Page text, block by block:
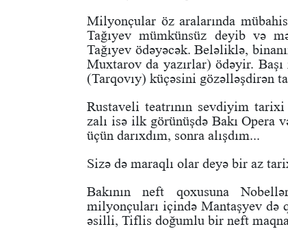
Milyonçular öz aralarında
Tağıyev mümkünsüz deyib və
Tağıyev ödəyəcək. Beləliklə,
Muxtarov da yazırlar) ödəyir.
(Tarqovıy) küçəsini gözəlləşdirən
Rustaveli teatrının sevdiyim
zalı isə ilk görünüşdə Bakı Opera
üçün darıxdım, sonra alışdım...
Sizə də maraqlı olar deyə bir az
Bakının neft qoxusuna
milyonçuları içində Mantaşyev də
əsilli, Tiflis doğumlu bir neft